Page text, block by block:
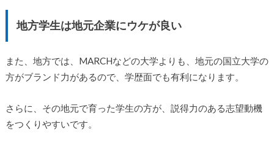
地方学生は地元企業にウケが良い
また、地方では、MARCHなどの大学よりも、地元の国立大学の
方がブランド力があるので、学歴面でも有利になります。
さらに、その地元で育った学生の方が、説得力のある志望動機
をつくりやすいです。